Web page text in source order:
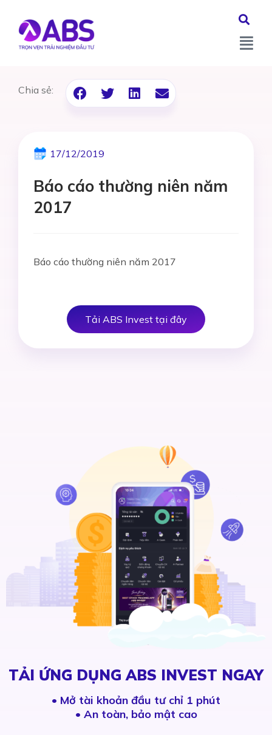
Chia sẻ:
17/12/2019
Báo cáo thường niên năm
2017
Báo cáo thường niên năm 2017
Tải ABS Invest tại đây
TẢI ỨNG DỤNG ABS INVEST NGAY
• Mở tài khoản đầu tư chỉ 1 phút
• An toàn, bảo mật cao